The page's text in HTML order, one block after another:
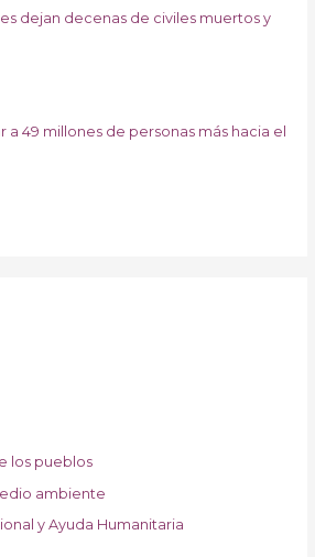
dejan decenas de civiles muertos y
a 49 millones de personas más hacia el
los pueblos
ambiente
y Ayuda Humanitaria